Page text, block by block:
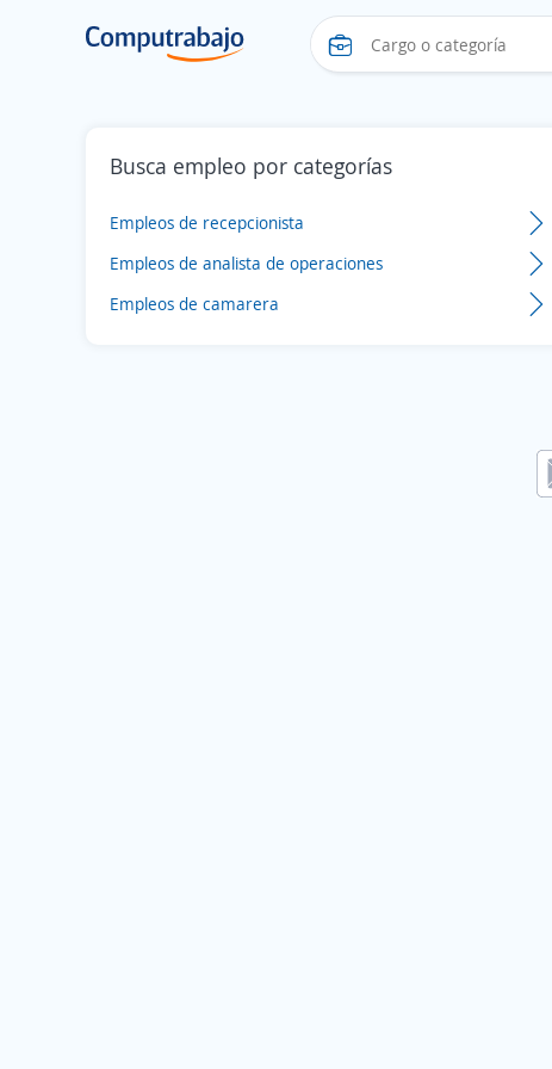
Busca empleo por categorías
Empleos de recepcionista
Empleos de analista de operaciones
Empleos de camarera